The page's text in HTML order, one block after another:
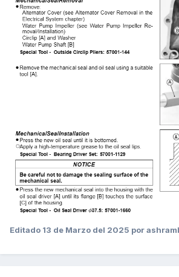
yo tengo extractores de rodamientos
utilleria, pero no soplete. Es 100%
Editado 13 de Marzo del 2025 por